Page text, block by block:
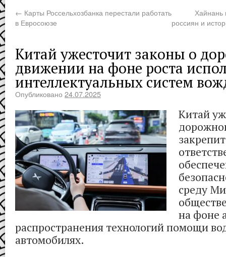
← Карты Россельхозбанка перестали работать
в Евросоюзе
Хайнань
россиян и
Китай ужесточит законы о
движении на фоне роста
интеллектуальных систем
Опубликовано 24.07.2025
Китай
среду
на фоне
распространения технологий помощи
автомобилях.